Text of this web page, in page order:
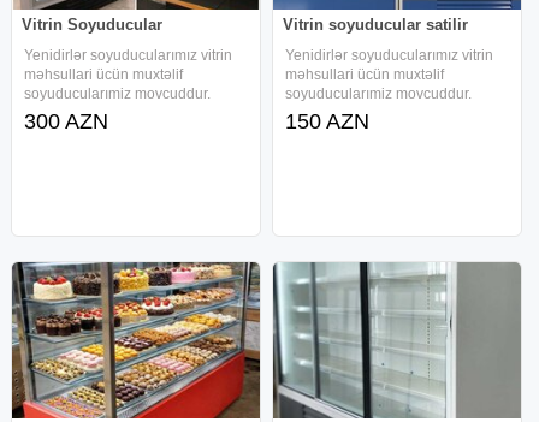
Vitrin Soyuducular
Yenidirlər soyuducularımız vitrin
məhsullari ücün muxtəlif
soyuducularımiz movcuddur.
Market Restoran Super
marketlərdə məhsullarinizin
300 AZN
Vitrin soyuducular satilir
Yenidirlər soyuducularımız vitrin
məhsullari ücün muxtəlif
soyuducularımiz movcuddur.
Market Restoran Super
marketlərdə məhsullarinizin
150 AZN